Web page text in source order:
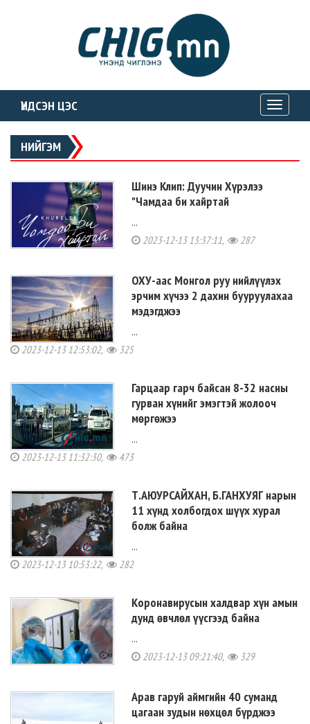
ҮНДСЭН ЦЭС
Toggle
НИЙГЭМ
Шинэ Клип: Дуучин Хүрэлээ
"Чамдаа би хайртай
...
2023-12-13 13:37:11, 287
ОХУ-аас Монгол руу нийлүүлэх
эрчим хүчээ 2 дахин бууруулахаа
мэдэгджээ
...
2023-12-13 12:53:02, 325
Гарцаар гарч байсан 8-32 насны
гурван хүнийг эмэгтэй жолооч
мөргөжээ
...
2023-12-13 11:32:30, 473
Т.АЮУРСАЙХАН, Б.ГАНХУЯГ нарын
11 хүнд холбогдох шүүх хурал
болж байна
...
2023-12-13 10:53:22, 282
Коронавирусын халдвар хүн амын
дунд өвчлөл үүсгээд байна
...
2023-12-13 09:21:40, 329
Арав гаруй аймгийн 40 суманд
цагаан зудын нөхцөл бүрджээ